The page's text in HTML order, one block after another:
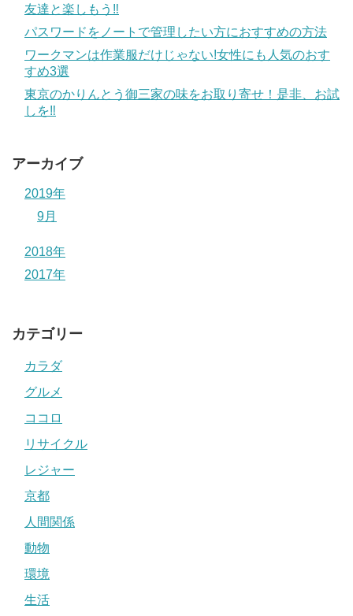
友達と楽しもう‼
パスワードをノートで管理したい方におすすめの方法
ワークマンは作業服だけじゃない!女性にも人気のおす
すめ3選
東京のかりんとう御三家の味をお取り寄せ！是非、お試
しを‼
アーカイブ
2019年
9月
2018年
2017年
カテゴリー
カラダ
グルメ
ココロ
リサイクル
レジャー
京都
人間関係
動物
環境
生活